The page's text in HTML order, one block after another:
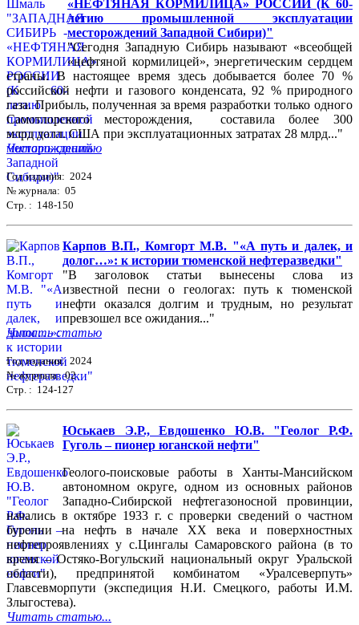
«НЕФТЯНАЯ КОРМИЛИЦА» РОССИИ (К 60-
летию промышленной эксплуатации
месторождений Западной Сибири)"
"Сегодня Западную Сибирь называют «всеобщей
«нефтяной кормилицей», энергетическим сердцем
страны. В настоящее время здесь добывается более 70 %
российской нефти и газового конденсата, 92 % природного
газа. Прибыль, полученная за время разработки только одного
Самотлорского месторождения, составила более 300
млрд долл. США при эксплуатационных затратах 28 млрд..."
Читать статью
Год издания: 2024
№ журнала: 05
Стр. : 148-150
Карпов В.П., Комгорт М.В. "«А путь и далек, и
долог…»: к истории тюменской нефтеразведки"
"В заголовок статьи вынесены слова из
известной песни о геологах: путь к тюменской
нефти оказался долгим и трудным, но результат
превзошел все ожидания..."
Читать статью
Год издания: 2024
№ журнала: 02
Стр. : 124-127
Юськаев Э.Р., Евдошенко Ю.В. "Геолог Р.Ф.
Гуголь – пионер юганской нефти"
Геолого-поисковые работы в Ханты-Мансийском
автономном округе, одном из основных районов
Западно-Сибирской нефтегазоносной провинции,
начались в октябре 1933 г. с проверки сведений о частном
бурении на нефть в начале ХХ века и поверхностных
нефтепроявлениях у с.Цингалы Самаровского района (в то
время – Остяко-Вогульский национальный округ Уральской
области), предпринятой комбинатом «Уралсеверпуть»
Главсевморпути (экспедиция Н.И. Смецкого, работы И.М.
Злыгостева).
Читать статью...